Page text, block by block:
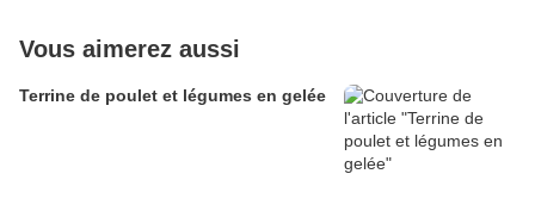
Vous aimerez aussi
Terrine de poulet et légumes en gelée